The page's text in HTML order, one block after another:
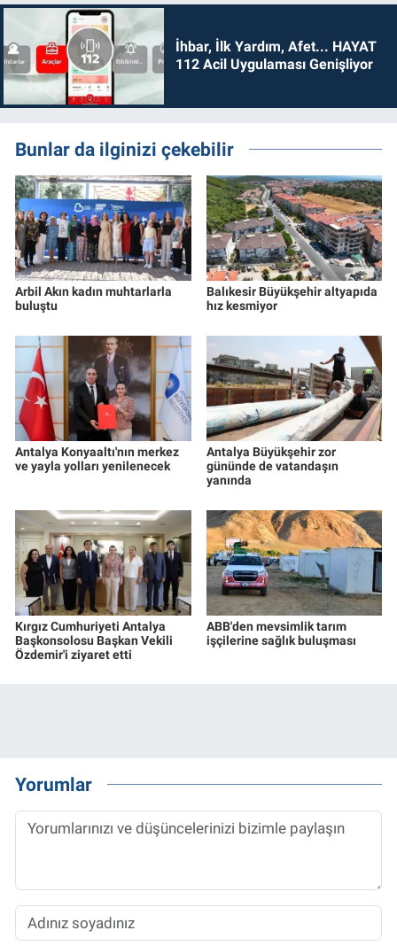
İhbar, İlk Yardım, Afet... HAYAT
112 Acil Uygulaması Genişliyor
Bunlar da ilginizi çekebilir
Arbil Akın kadın muhtarlarla
buluştu
Balıkesir Büyükşehir altyapıda
hız kesmiyor
Antalya Konyaaltı'nın merkez
ve yayla yolları yenilenecek
Antalya Büyükşehir zor
gününde de vatandaşın
yanında
Kırgız Cumhuriyeti Antalya
Başkonsolosu Başkan Vekili
Özdemir'i ziyaret etti
ABB'den mevsimlik tarım
işçilerine sağlık buluşması
Yorumlar